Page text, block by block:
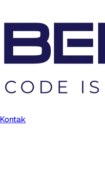
Kontak